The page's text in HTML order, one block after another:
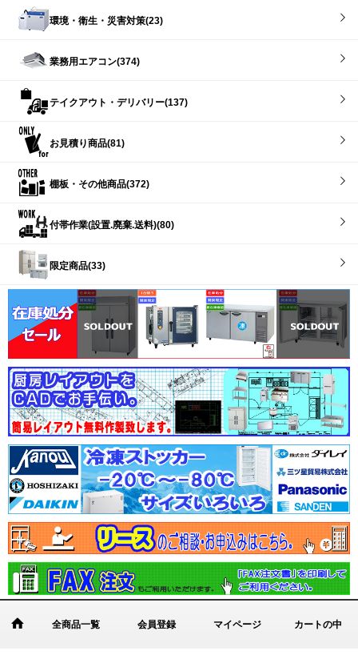
環境・衛生・災害対策(23)
業務用エアコン(374)
テイクアウト・デリバリー(137)
お見積り商品(81)
棚板・その他商品(372)
付帯作業(設置.廃棄.送料)(80)
限定商品(33)
全商品一覧 会員登録 マイページ カートの中